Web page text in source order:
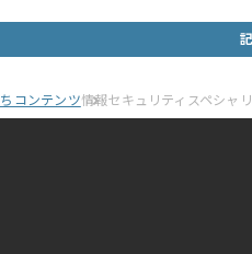
コンテンツ情報セキュリティスペシャ